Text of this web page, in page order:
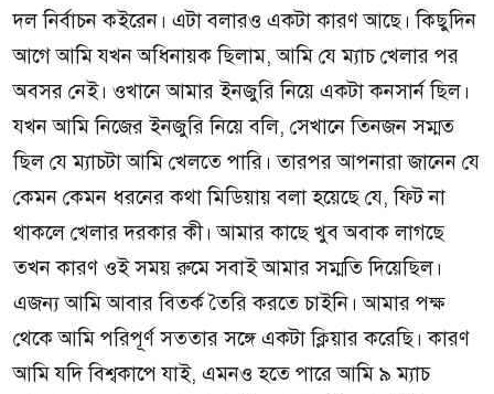
দল নির্বাচন কইরেন। এটা বলারও একটা কারণ আছে। কিছুদিন
আগে আমি যখন অধিনায়ক ছিলাম, আমি যে ম্যাচ খেলার পর
অবসর নেই। ওখানে আমার ইনজুরি নিয়ে একটা কনসার্ন ছিল।
যখন আমি নিজের ইনজুরি নিয়ে বলি, সেখানে তিনজন সম্মত
ছিল যে ম্যাচটা আমি খেলতে পারি। তারপর আপনারা জানেন যে
কেমন কেমন ধরনের কথা মিডিয়ায় বলা হয়েছে যে, ফিট না
থাকলে খেলার দরকার কী। আমার কাছে খুব অবাক লাগছে
তখন কারণ ওই সময় রুমে সবাই আমার সম্মতি দিয়েছিল।
এজন্য আমি আবার বিতর্ক তৈরি করতে চাইনি। আমার পক্ষ
থেকে আমি পরিপূর্ণ সততার সঙ্গে একটা ক্লিয়ার করেছি। কারণ
আমি যদি বিশ্বকাপে যাই, এমনও হতে পারে আমি ৯ ম্যাচ